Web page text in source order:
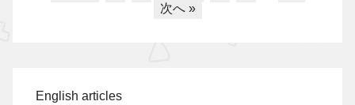
次へ »
English articles